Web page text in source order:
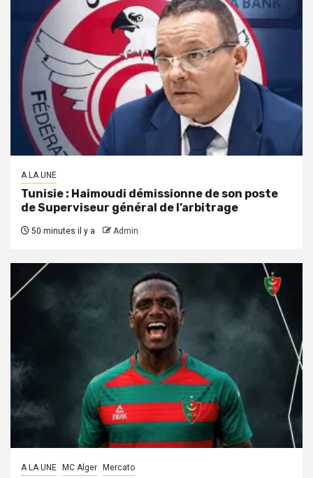
A LA UNE
Tunisie : Haimoudi démissionne de son poste
de Superviseur général de l’arbitrage
50 minutes il y a Admin
A LA UNE MC Alger Mercato